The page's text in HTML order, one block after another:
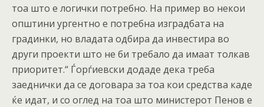
тоа што е логички потребно. На пример во некои
општини ургентно е потребна изградбата на
градинки, но владата одбира да инвестира во
други проекти што не би требало да имаат толкав
приоритет.“ Ѓорѓиевски додаде дека треба
заеднички да се договара за тоа кои средства каде
ќе идат, и со оглед на тоа што министерот Пенов е